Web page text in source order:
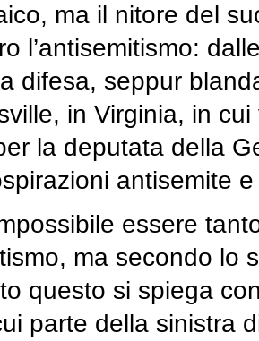
ma il nitore del
l’antisemitismo:
difesa, seppur
in Virginia, in
la deputata della
antisemite
essere
ma secondo lo
questo si spiega
parte della sinistra